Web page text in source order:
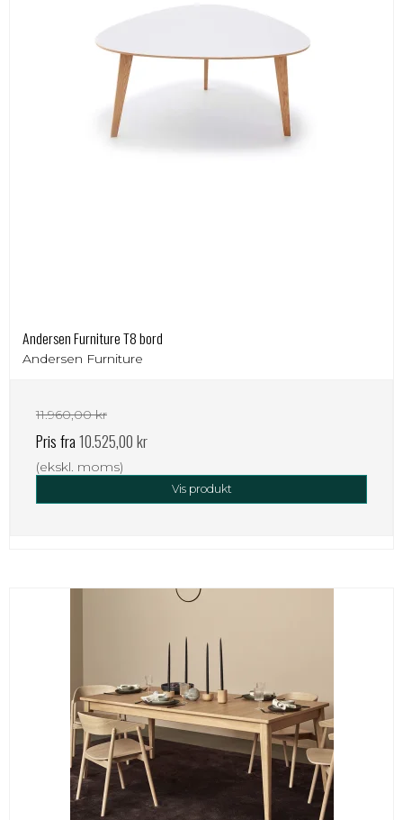
Andersen Furniture T8 bord
Andersen Furniture
11.960,00 kr
Pris fra10.525,00 kr
(ekskl. moms)
Vis produkt